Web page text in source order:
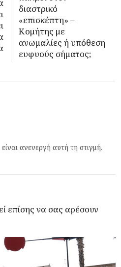
διαστρικό
«επισκέπτη» –
Κομήτης με
ανωμαλίες ή υπόθεση
ευφυούς σήματος;
ανενεργή αυτή τη στιγμή.
επίσης να σας αρέσουν